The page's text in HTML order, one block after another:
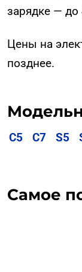
зарядке — до
Цены на
позднее.
C5 C7 S5
Самое